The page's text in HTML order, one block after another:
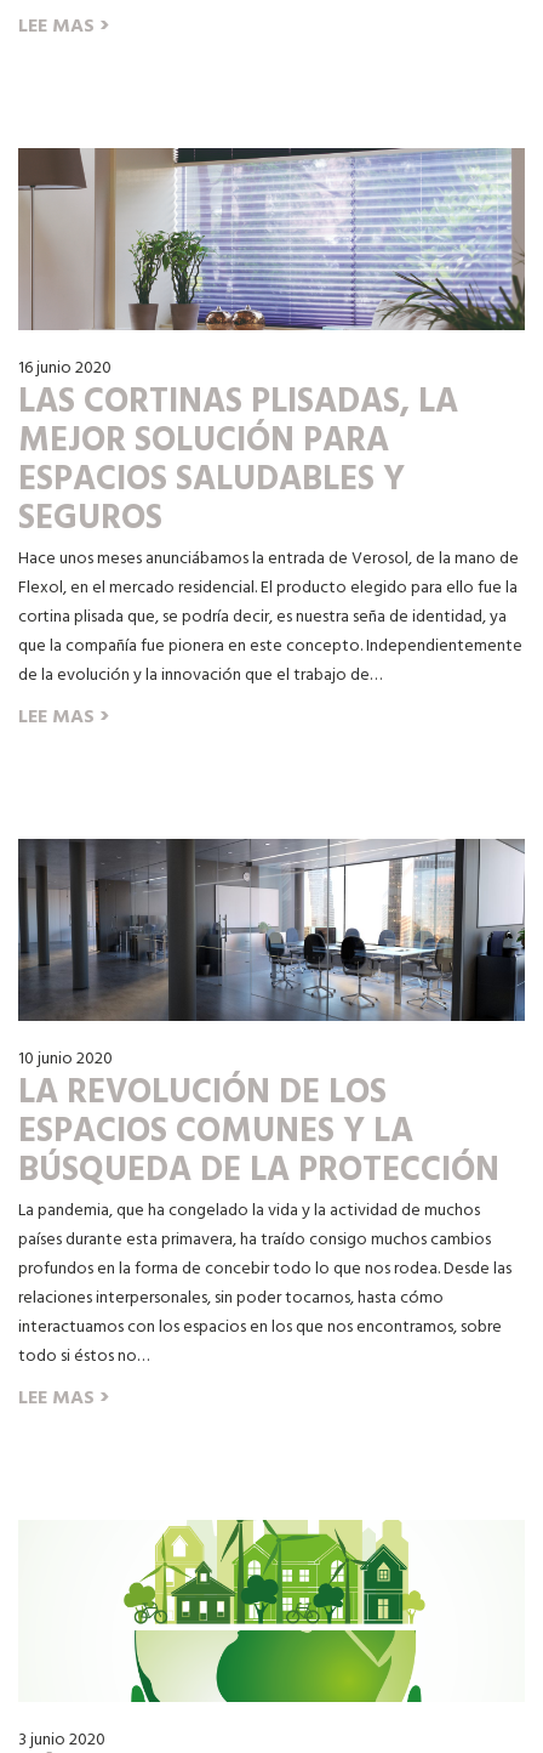
LEE MAS ›
16 junio 2020
LAS CORTINAS PLISADAS, LA
MEJOR SOLUCIÓN PARA
ESPACIOS SALUDABLES Y
SEGUROS
Hace unos meses anunciábamos la entrada de Verosol, de la mano de
Flexol, en el mercado residencial. El producto elegido para ello fue la
cortina plisada que, se podría decir, es nuestra seña de identidad, ya
que la compañía fue pionera en este concepto. Independientemente
de la evolución y la innovación que el trabajo de…
LEE MAS ›
10 junio 2020
LA REVOLUCIÓN DE LOS
ESPACIOS COMUNES Y LA
BÚSQUEDA DE LA PROTECCIÓN
La pandemia, que ha congelado la vida y la actividad de muchos
países durante esta primavera, ha traído consigo muchos cambios
profundos en la forma de concebir todo lo que nos rodea. Desde las
relaciones interpersonales, sin poder tocarnos, hasta cómo
interactuamos con los espacios en los que nos encontramos, sobre
todo si éstos no…
LEE MAS ›
3 junio 2020